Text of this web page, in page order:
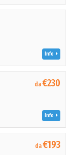
Info
da€230
Info
da€193